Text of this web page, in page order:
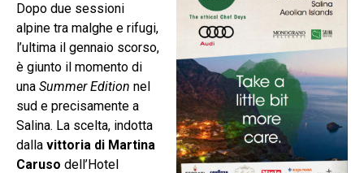
Dopo due sessioni
alpine tra malghe e rifugi,
l’ultima il gennaio scorso,
è giunto il momento di
una Summer Edition nel
sud e precisamente a
Salina. La scelta, indotta
dalla vittoria di Martina
Caruso dell’Hotel